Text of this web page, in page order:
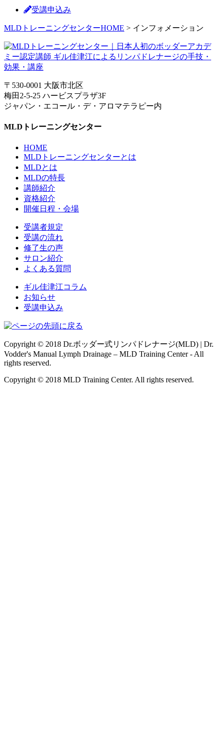
受講申込み
MLDトレーニングセンターHOME > インフォメーション
〒530-0001 大阪市北区
梅田2-5-25 ハービスプラザ3F
ジャパン・エコール・デ・アロマテラピー内
MLDトレーニングセンター
HOME
MLDトレーニングセンターとは
MLDとは
MLDの特長
講師紹介
資格紹介
開催日程・会場
受講者規定
受講の流れ
修了生の声
サロン紹介
よくある質問
ギル佳津江コラム
お知らせ
受講申込み
Copyright © 2018 Dr.ボッダー式リンパドレナージ(MLD) | Dr.
Vodder's Manual Lymph Drainage – MLD Training Center - All
rights reserved.
Copyright © 2018 MLD Training Center. All rights reserved.